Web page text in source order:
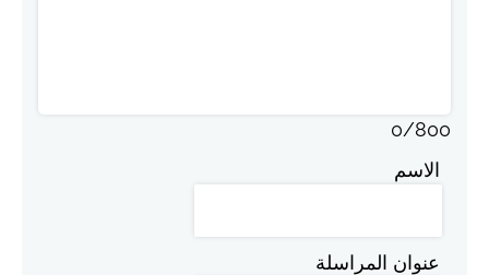
0/800
الاسم
عنوان المراسلة